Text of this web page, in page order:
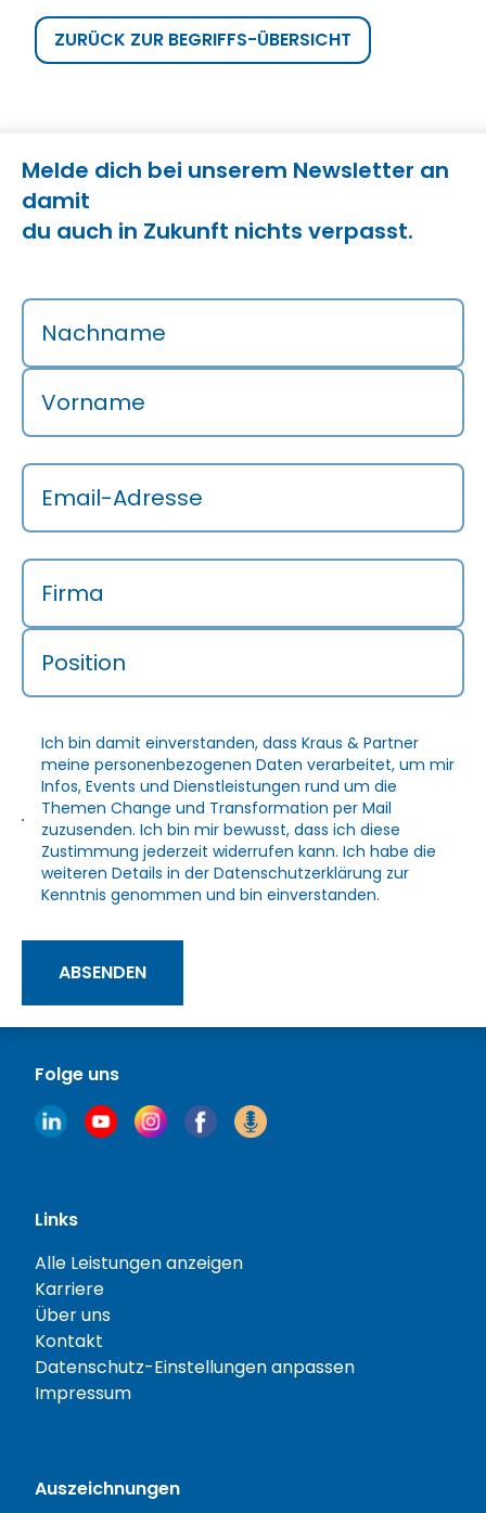
ZURÜCK ZUR BEGRIFFS-ÜBERSICHT
Folge uns
Links
Alle Leistungen anzeigen
Karriere
Über uns
Kontakt
Datenschutz-Einstellungen anpassen
Impressum
Auszeichnungen
Melde dich bei unserem Newsletter an
damit
du auch in Zukunft nichts verpasst.
Nachname
Vorname
Email-Adresse
Firma
Position
Ich bin damit einverstanden, dass Kraus & Partner
meine personenbezogenen Daten verarbeitet, um mir
Infos, Events und Dienstleistungen rund um die
Themen Change und Transformation per Mail
zuzusenden. Ich bin mir bewusst, dass ich diese
Zustimmung jederzeit widerrufen kann. Ich habe die
weiteren Details in derDatenschutzerklärung zur
Kenntnis genommen und bin einverstanden.
ABSENDEN